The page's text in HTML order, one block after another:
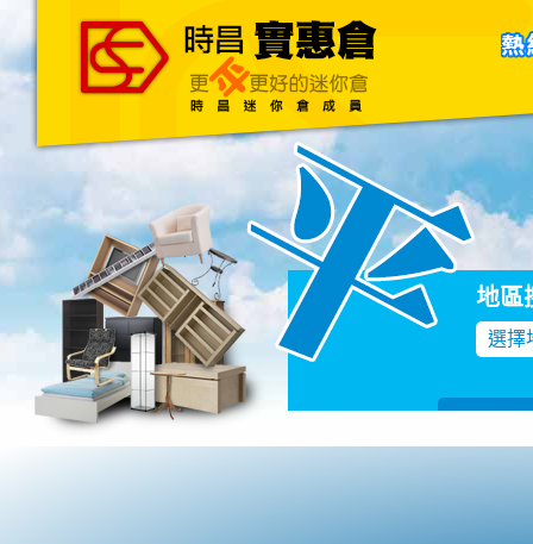
主頁 關於我們 聯絡我們
地區
選擇